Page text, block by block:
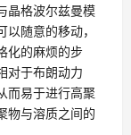
晶格波尔兹曼模
随意的移动，
化的麻烦的步
对于布朗动力
而易于进行高聚
物与溶质之间的